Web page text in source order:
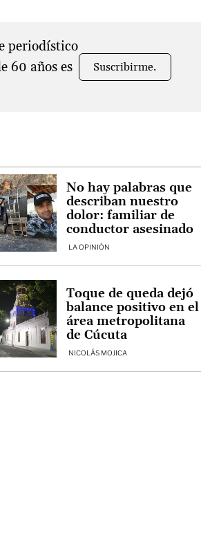
periodístico
60 años es
Suscribirme.
LA OPINIÓN
No hay palabras que
describan nuestro
dolor: familiar de
conductor asesinado
NICOLÁS MOJICA
Toque de queda dejó
balance positivo en el
área metropolitana
de Cúcuta